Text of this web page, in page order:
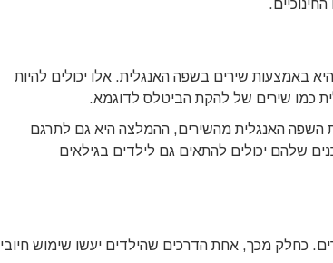
באמצעות שירים בשפה האנגלית. אלו יכולים להיות
כמו שירים של להקת הביטלס לדוגמא.
השפה האנגלית מהשירים, ההמלצה היא גם לתרגם
שלהם יכולים להתאים גם לילדים בגילאים
כחלק מכך, אחת הדרכים שהילדים יעשו שימוש חיובי